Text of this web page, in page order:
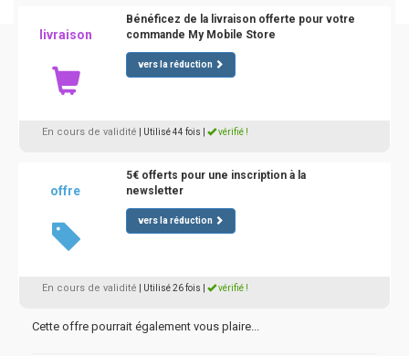
livraison
Bénéficez de la livraison offerte pour votre
commande My Mobile Store
vers la réduction
En cours de validité | Utilisé 44 fois vérifié !
offre
5€ offerts pour une inscription à la
newsletter
vers la réduction
En cours de validité | Utilisé 26 fois vérifié !
Cette offre pourrait également vous plaire...